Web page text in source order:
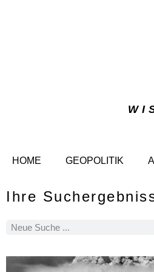
HOME GEOPOLITIK
Ihre